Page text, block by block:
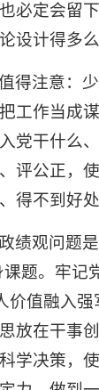
必定会留
设计得多
得注意：
工作当成
党干什么
评公正，
得不到好
绩观问题
课题。牢记
价值融入
放在干事
学决策，